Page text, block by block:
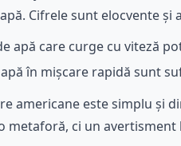
Cifrele sunt elocvente și
apă care curge cu viteză
în mișcare rapidă sunt
americane este simplu și
metaforă, ci un avertisment